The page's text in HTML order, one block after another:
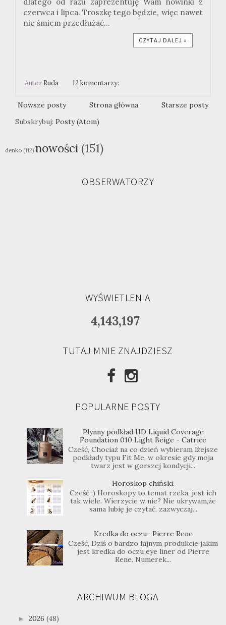
dlatego od razu zaprezentuję Wam nowinki z
czerwca i lipca. Troszkę tego będzie, więc nawet
nie śmiem przedłużać...
CZYTAJ DALEJ »
Autor Ruda 12 komentarzy:
Nowsze posty Starsze posty
Strona główna
Subskrybuj: Posty (Atom)
denko (112) nowości (151)
OBSERWATORZY
WYŚWIETLENIA
4,143,197
TUTAJ MNIE ZNAJDZIESZ
POPULARNE POSTY
Płynny podkład HD Liquid Coverage
Foundation 010 Light Beige - Catrice
Cześć, Chociaż na co dzień wybieram lżejsze
podkłady typu Fit Me, w okresie gdy moja
twarz jest w gorszej kondycji...
Horoskop chiński.
Cześć ;) Horoskopy to temat rzeka, jest ich
tak wiele. Wierzycie w nie? Nie ukrywam,że
sama lubię je czytać, zazwyczaj...
Kredka do oczu- Pierre Rene
Cześć, Dziś o bardzo fajnym produkcie jakim
jest kredka do oczu eye liner od Pierre
Rene. Numerek...
ARCHIWUM BLOGA
► 2026 (48)